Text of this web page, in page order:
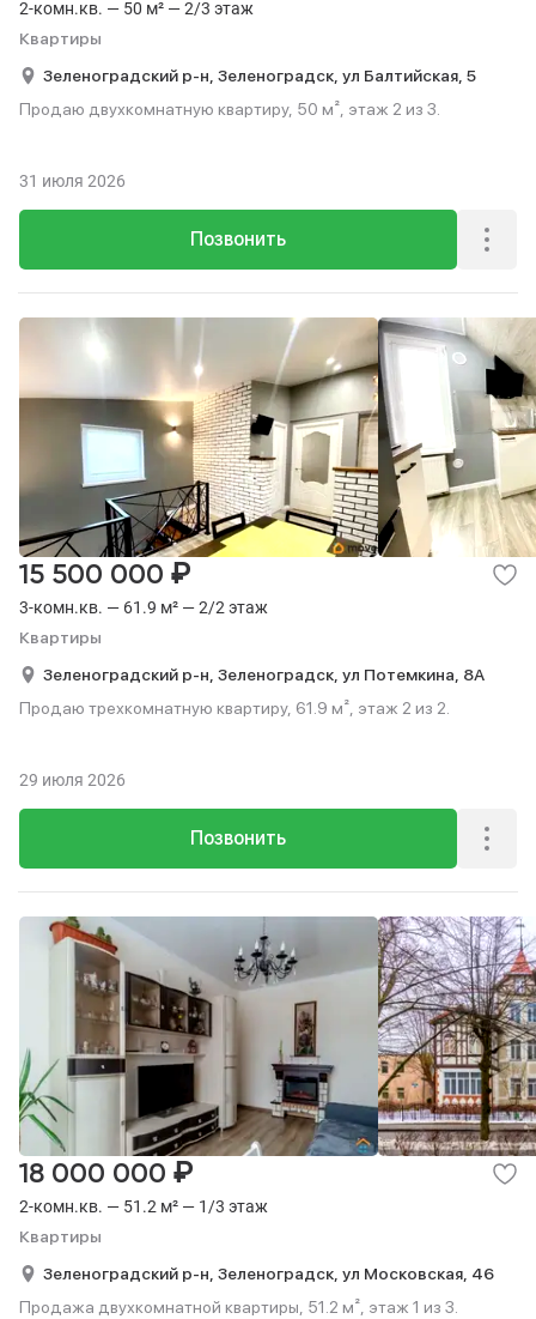
2-комн.кв. — 50 м² — 2/3 этаж
Квартиры
Зеленоградский р-н, Зеленоградск, ул Балтийская, 5
Продаю двухкомнатную квартиру, 50 м², этаж 2 из 3.
Позвонить
31 июля 2026
3-комн.кв. — 61.9 м² — 2/2 этаж
Квартиры
15 500 000 ₽
Зеленоградский р-н, Зеленоградск, ул Потемкина, 8А
Продаю трехкомнатную квартиру, 61.9 м², этаж 2 из 2.
Позвонить
29 июля 2026
2-комн.кв. — 51.2 м² — 1/3 этаж
Квартиры
18 000 000 ₽
Зеленоградский р-н, Зеленоградск, ул Московская, 46
Продажа двухкомнатной квартиры, 51.2 м², этаж 1 из 3.